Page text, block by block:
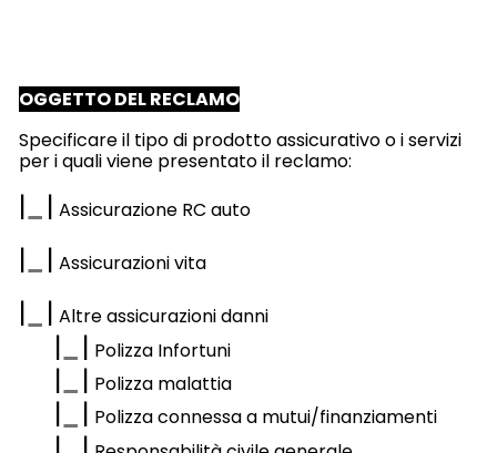
OGGETTO DEL RECLAMO
Specificare il tipo di prodotto assicurativo o i servizi
per i quali viene presentato il reclamo:
| | Assicurazione RC auto
| | Assicurazioni vita
| | Altre assicurazioni danni
| | Polizza Infortuni
| | Polizza malattia
| | Polizza connessa a mutui/finanziamenti